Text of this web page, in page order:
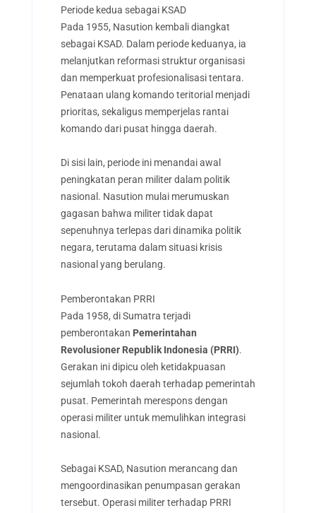
Periode kedua sebagai KSAD
Pada 1955, Nasution kembali diangkat
sebagai KSAD. Dalam periode keduanya, ia
melanjutkan reformasi struktur organisasi
dan memperkuat profesionalisasi tentara.
Penataan ulang komando teritorial menjadi
prioritas, sekaligus memperjelas rantai
komando dari pusat hingga daerah.
Di sisi lain, periode ini menandai awal
peningkatan peran militer dalam politik
nasional. Nasution mulai merumuskan
gagasan bahwa militer tidak dapat
sepenuhnya terlepas dari dinamika politik
negara, terutama dalam situasi krisis
nasional yang berulang.
Pemberontakan PRRI
Pada 1958, di Sumatra terjadi
pemberontakan Pemerintahan
Revolusioner Republik Indonesia (PRRI).
Gerakan ini dipicu oleh ketidakpuasan
sejumlah tokoh daerah terhadap pemerintah
pusat. Pemerintah merespons dengan
operasi militer untuk memulihkan integrasi
nasional.
Sebagai KSAD, Nasution merancang dan
mengoordinasikan penumpasan gerakan
tersebut. Operasi militer terhadap PRRI